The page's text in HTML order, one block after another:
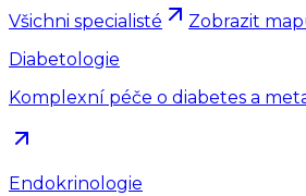
Všichni specialisté
Zobrazit
Diabetologie
Komplexní péče o diabetes a
Endokrinologie